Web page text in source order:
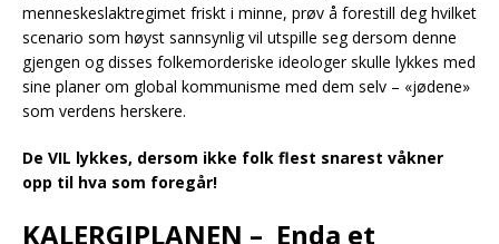
menneskeslaktregimet friskt i minne, prøv å forestill deg hvilket
scenario som høyst sannsynlig vil utspille seg dersom denne
gjengen og disses folkemorderiske ideologer skulle lykkes med
sine planer om global kommunisme med dem selv – «jødene»
som verdens herskere.
De VIL lykkes, dersom ikke folk flest snarest våkner
opp til hva som foregår!
KALERGIPLANEN – Enda et